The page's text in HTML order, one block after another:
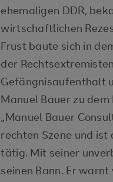
ehemaligen DDR,
wirtschaftlichen
Frust baute sich in
der
Gefängnisaufenthalt
Manuel Bauer zu
„Manuel Bauer
rechten Szene und
tätig. Mit seiner
seinen Bann. Er